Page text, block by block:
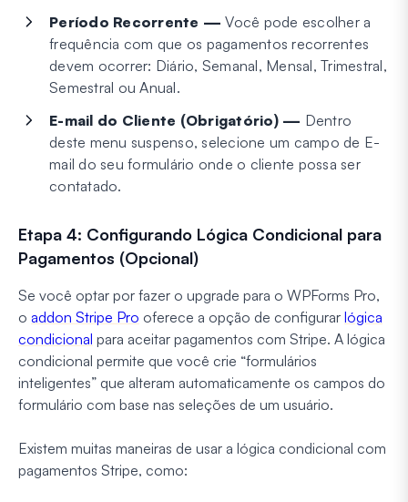
Período Recorrente — Você pode escolher a
frequência com que os pagamentos recorrentes
devem ocorrer: Diário, Semanal, Mensal, Trimestral,
Semestral ou Anual.
E-mail do Cliente (Obrigatório) — Dentro
deste menu suspenso, selecione um campo de E-
mail do seu formulário onde o cliente possa ser
contatado.
Etapa 4: Configurando Lógica Condicional para
Pagamentos (Opcional)
Se você optar por fazer o upgrade para o WPForms Pro,
o addon Stripe Pro oferece a opção de configurar lógica
condicional para aceitar pagamentos com Stripe. A lógica
condicional permite que você crie “formulários
inteligentes” que alteram automaticamente os campos do
formulário com base nas seleções de um usuário.
Existem muitas maneiras de usar a lógica condicional com
pagamentos Stripe, como: